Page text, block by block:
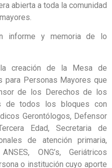
abierta a toda la comunidad
informe y memoria de lo
creación de la Mesa de
para Personas Mayores que
de los Derechos de los
de todos los bloques con
Gerontólogos, Defensor
Edad, Secretaria de
de atención primaria,
ONG’s, Geriátricos
o institución cuyo aporte